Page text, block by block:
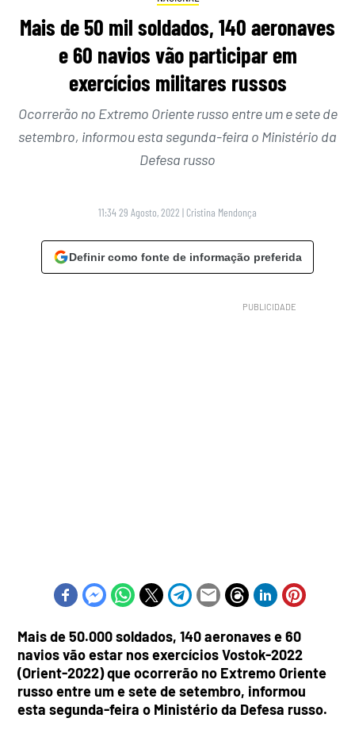
Mais de 50 mil soldados, 140 aeronaves
e 60 navios vão participar em
exercícios militares russos
Ocorrerão no Extremo Oriente russo entre um e sete de
setembro, informou esta segunda-feira o Ministério da
Defesa russo
11:34 29 Agosto, 2022 | Cristina Mendonça
Definir como fonte de informação preferida
Mais de 50.000 soldados, 140 aeronaves e 60
navios vão estar nos exercícios Vostok-2022
(Orient-2022) que ocorrerão no Extremo Oriente
russo entre um e sete de setembro, informou
esta segunda-feira o Ministério da Defesa russo.